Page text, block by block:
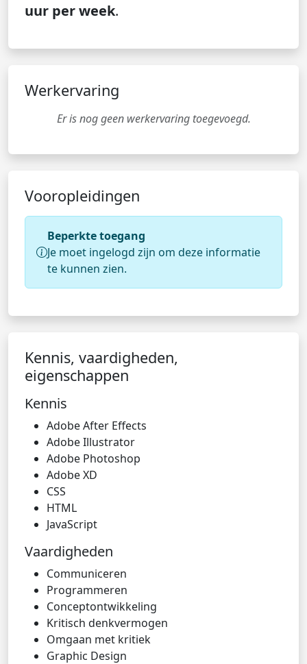
uur per week.
Werkervaring
Er is nog geen werkervaring toegevoegd.
Vooropleidingen
Beperkte toegang
Je moet ingelogd zijn om deze informatie
te kunnen zien.
Kennis, vaardigheden,
eigenschappen
Kennis
Adobe After Effects
Adobe Illustrator
Adobe Photoshop
Adobe XD
CSS
HTML
JavaScript
Vaardigheden
Communiceren
Programmeren
Conceptontwikkeling
Kritisch denkvermogen
Omgaan met kritiek
Graphic Design